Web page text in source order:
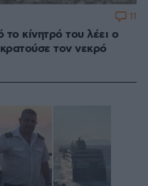
κίνητρό του λέει ο
τον νεκρό
11